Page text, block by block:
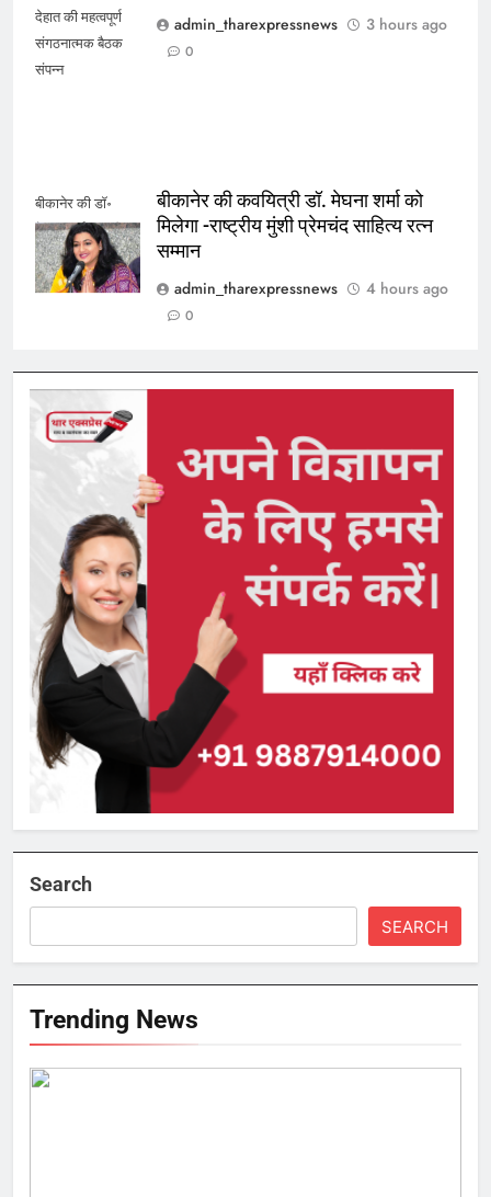
देहात की महत्वपूर्ण
संगठनात्मक बैठक
संपन्न
admin_tharexpressnews
3 hours ago
0
बीकानेर की डॉ॰
मेघना शर्मा सम्मानित
बीकानेर की कवयित्री डॉ. मेघना शर्मा को
मिलेगा -राष्ट्रीय मुंशी प्रेमचंद साहित्य रत्न
सम्मान
admin_tharexpressnews
4 hours ago
0
Search
SEARCH
Trending News